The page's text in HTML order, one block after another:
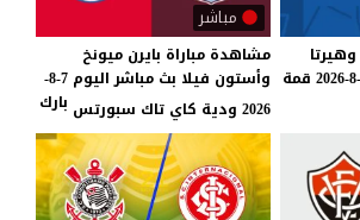
وهيرتا
قمة
مباشر
مشاهدة مباراة بايرن ميونخ
وأستون فيلا بث مباشر اليوم 7-8-
2026 ودية كاي تاك سبورتس
بارك